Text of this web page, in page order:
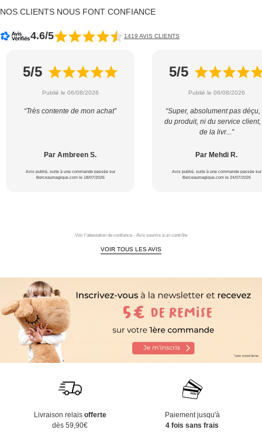
NOS CLIENTS NOUS FONT CONFIANCE
4.6/5 1419 AVIS CLIENTS
5/5
Publié le 06/08/2026
“Très contente de mon achat”
Par Ambreen S.
Avis publié, suite à une commande passée sur
Berceaumagique.com le 18/07/2026
5/5
Publié le 06/08/2026
“Super, absolument pas déçu,
du produit, ni du service
de la livr...”
Par Mehdi R.
Avis publié, suite à une commande passée sur
Berceaumagique.com le 24/07/2026
Voir l'attestation de confiance - Avis soumis à un contrôle
VOIR TOUS LES AVIS
Livraison relais offerte
dès 59,90€
Paiement jusqu'à
4 fois sans frais